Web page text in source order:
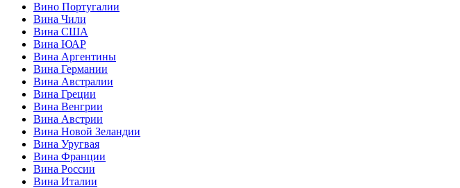
Вино Португалии
Вина Чили
Вина США
Вина ЮАР
Вина Аргентины
Вина Германии
Вина Австралии
Вина Греции
Вина Венгрии
Вина Австрии
Вина Новой Зеландии
Вина Уругвая
Вина Франции
Вина России
Вина Италии